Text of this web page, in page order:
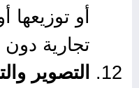
أو توزيعها
تجارية
التصوير